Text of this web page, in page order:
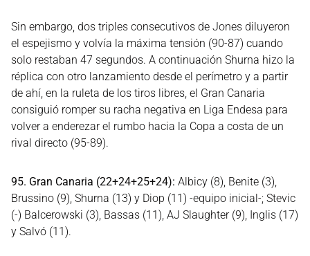
Sin embargo, dos triples consecutivos de Jones diluyeron
el espejismo y volvía la máxima tensión (90-87) cuando
solo restaban 47 segundos. A continuación Shurna hizo la
réplica con otro lanzamiento desde el perímetro y a partir
de ahí, en la ruleta de los tiros libres, el Gran Canaria
consiguió romper su racha negativa en Liga Endesa para
volver a enderezar el rumbo hacia la Copa a costa de un
rival directo (95-89).
95. Gran Canaria (22+24+25+24): Albicy (8), Benite (3),
Brussino (9), Shurna (13) y Diop (11) -equipo inicial-; Stevic
(-) Balcerowski (3), Bassas (11), AJ Slaughter (9), Inglis (17)
y Salvó (11).